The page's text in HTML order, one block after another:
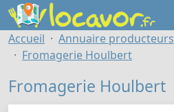
Accueil
Annuaire
Fromagerie Houlbert
Fromagerie Houlbert